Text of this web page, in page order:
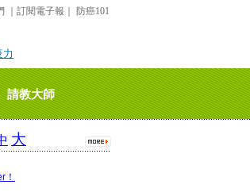
訂閱電子報 防癌101
力
請教大師
大
！